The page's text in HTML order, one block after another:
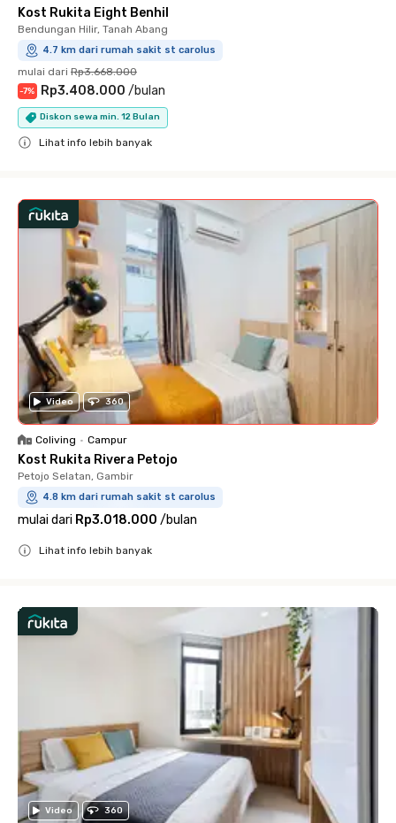
Kost Rukita Eight Benhil
Bendungan Hilir, Tanah Abang
4.7 km dari rumah sakit st carolus
mulai dari Rp3.668.000
-7% Rp3.408.000 /bulan
Diskon sewa min. 12 Bulan
Lihat info lebih banyak
Video 360
Coliving • Campur
Kost Rukita Rivera Petojo
Petojo Selatan, Gambir
4.8 km dari rumah sakit st carolus
mulai dari Rp3.018.000 /bulan
Lihat info lebih banyak
Video 360